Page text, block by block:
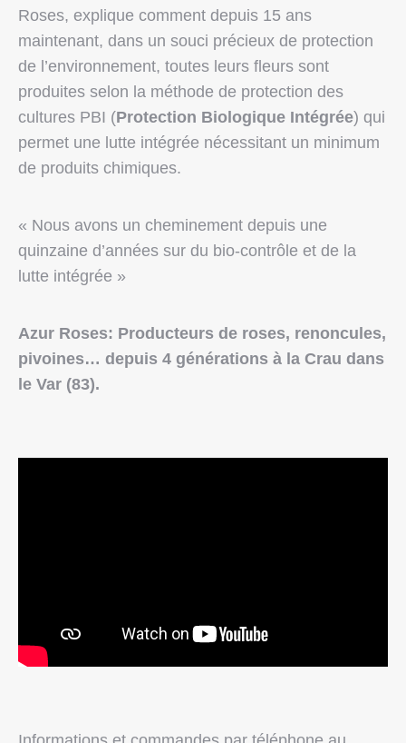
Roses, explique comment depuis 15 ans
maintenant, dans un souci précieux de protection
de l’environnement, toutes leurs fleurs sont
produites selon la méthode de protection des
cultures PBI (Protection Biologique Intégrée) qui
permet une lutte intégrée nécessitant un minimum
de produits chimiques.
« Nous avons un cheminement depuis une
quinzaine d’années sur du bio-contrôle et de la
lutte intégrée »
Azur Roses: Producteurs de roses, renoncules,
pivoines… depuis 4 générations à la Crau dans
le Var (83).